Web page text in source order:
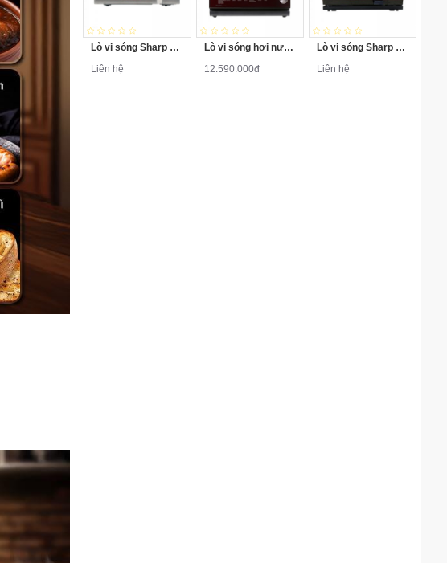
Lò vi sóng Sharp R-C932VN(ST) 32L
Liên hệ
Lò vi sóng hơi nước Sharp AX-1600VN(R) 31L
12.590.000đ
Lò vi sóng Sharp AX-1100VN-R 27L
Liên hệ